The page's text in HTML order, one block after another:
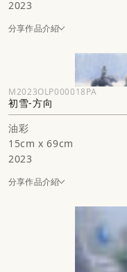
2023
分享作品介紹
M2023OLP000018PA
初雪-方向
油彩
15cm x 69cm
2023
分享作品介紹